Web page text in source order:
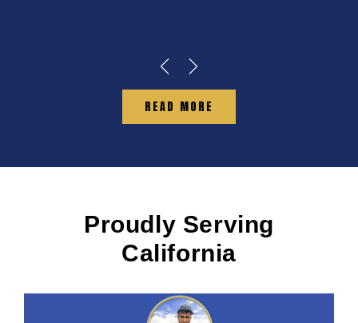
READ MORE
Proudly Serving
California